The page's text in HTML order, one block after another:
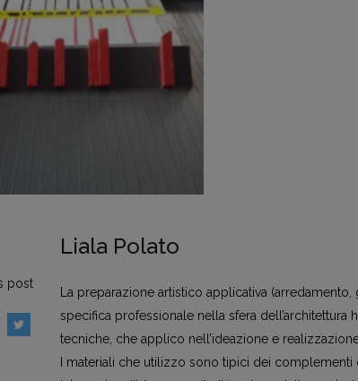
Liala Polato
post
La preparazione artistico applicativa
specifica professionale nella sfera
tecniche, che applico nell’ideazione e
I materiali che utilizzo sono tipici dei